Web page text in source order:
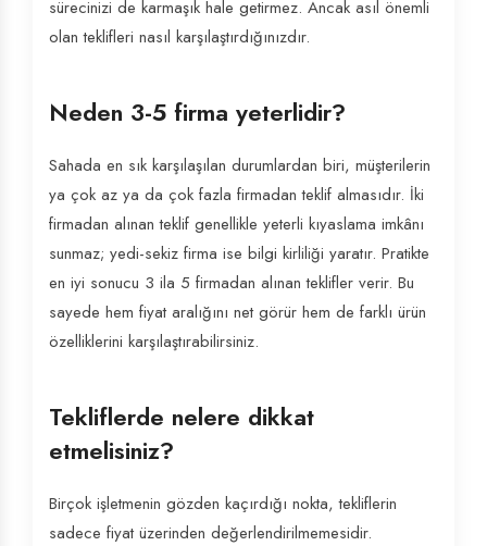
sürecinizi de karmaşık hale getirmez. Ancak asıl önemli
olan teklifleri nasıl karşılaştırdığınızdır.
Neden 3-5 firma yeterlidir?
Sahada en sık karşılaşılan durumlardan biri, müşterilerin
ya çok az ya da çok fazla firmadan teklif almasıdır. İki
firmadan alınan teklif genellikle yeterli kıyaslama imkânı
sunmaz; yedi-sekiz firma ise bilgi kirliliği yaratır. Pratikte
en iyi sonucu 3 ila 5 firmadan alınan teklifler verir. Bu
sayede hem fiyat aralığını net görür hem de farklı ürün
özelliklerini karşılaştırabilirsiniz.
Tekliflerde nelere dikkat
etmelisiniz?
Birçok işletmenin gözden kaçırdığı nokta, tekliflerin
sadece fiyat üzerinden değerlendirilmemesidir.